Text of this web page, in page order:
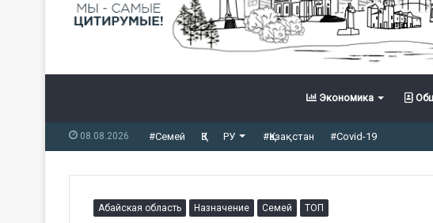
Экономика
08.08.2026 #Семей ҚЗ РУ #Қазақстан #Covid-19
Абайская область Назначение Семей ТОП